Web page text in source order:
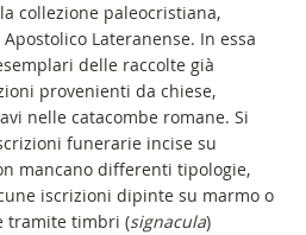
collezione paleocristiana,
Lateranense. In essa
delle raccolte già
provenienti da chiese,
nelle catacombe romane. Si
funerarie incise su
mancano differenti tipologie,
iscrizioni dipinte su marmo o
tramite timbri (signacula)